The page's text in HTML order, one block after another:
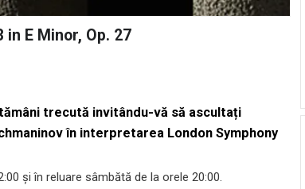
in E Minor, Op. 27
trecută invitându-vă să ascultați
în interpretarea London Symphony
și în reluare sâmbătă de la orele 20:00.